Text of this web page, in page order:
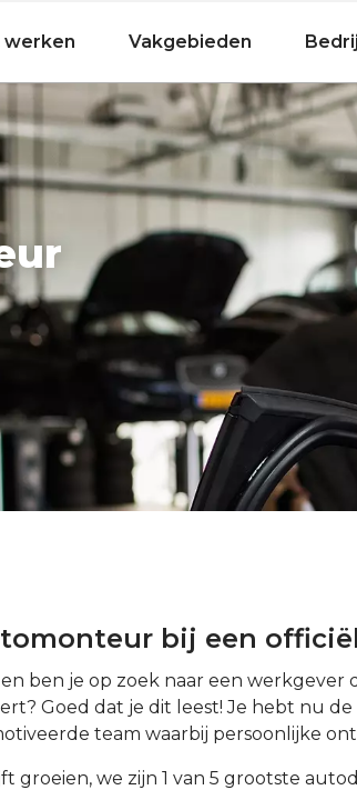
werken
Vakgebieden
bij een
ben je op zoek naar een werkgever
Goed dat je dit leest! Je hebt nu
team waarbij persoonlijke
groeien, we zijn 1 van 5 grootste